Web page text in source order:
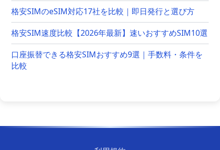
格安SIMのeSIM対応17社を比較｜即日発行と選び方
格安SIM速度比較【2026年最新】速いおすすめSIM10選
口座振替できる格安SIMおすすめ9選｜手数料・条件を
比較